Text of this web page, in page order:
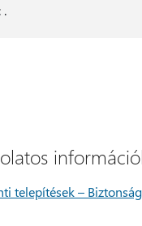
.
telepítések –